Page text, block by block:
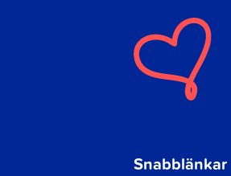
Snabblänkar